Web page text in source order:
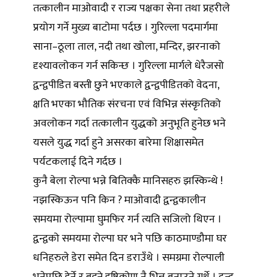
तत्कालीन माओवादी र राज्य पक्षका सेना तथा प्रहरीले
प्रयोग गर्ने मुख्य बाटोमा पर्दछ । गुरिल्ला पदमार्गमा
साना–ठूला ताल, नदी तथा खोला, मन्दिर, झरनाको
दृश्यावलोकन गर्न सकिन्छ । गुरिल्ला मार्गले धेरैजसो
द्वन्द्वपीडित बस्ती छुने भएकाले द्वन्द्वपीडितको वेदना,
क्षति भएका भौतिक संरचना एवं विभिन्न संस्कृतिको
अवलोकन गर्दा तत्कालीन युद्धको अनुभूति हुनेछ भने
यसले युद्ध गर्दा हुने असरका बारेमा शिक्षासमेत
पर्यटकलाई दिने गर्दछ ।
कुनै बेला रोल्पा भन्ने बितिक्कै मानिसहरु झस्किन्थे !
नझस्किऊन पनि किन ? माओवादी द्वन्द्वकालीन
समयमा रोल्पामा घुमफिर गर्न त्यति सजिलो थिएन ।
द्वन्द्वको समयमा रोल्पा घर भने पछि काठमाण्डौमा घर
धनिहरुले डेरा समेत दिन डराउँथे । समग्रमा रोल्पाली